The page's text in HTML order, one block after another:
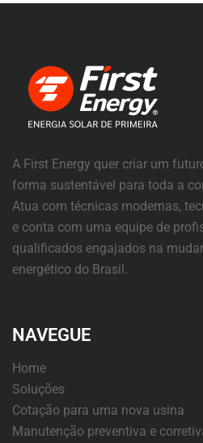
A First Energy quer criar um
forma sustentável para toda a
Atua com técnicas modernas,
e conta com uma equipe de
qualificados engajados na
energético do Brasil.
NAVEGUE
Home
Soluções
Cotação para uma nova usina
Manutenção preventiva e